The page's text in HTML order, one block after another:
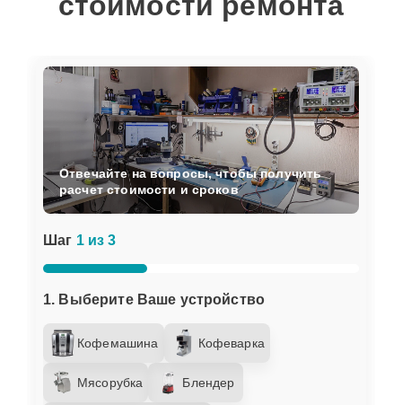
Шаг 1 из 3
1. Выберите Ваше устройство
Кофемашина Кофеварка
Мясорубка Блендер
Отвечайте на вопросы, чтобы получить
расчет стоимости и сроков